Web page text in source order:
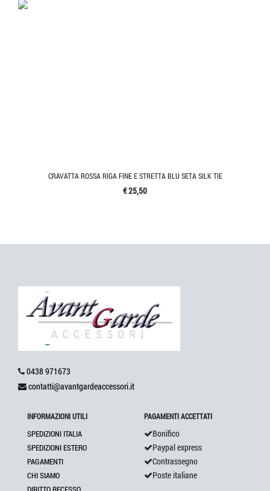
'.'
CRAVATTA ROSSA RIGA FINE E STRETTA BLU SETA SILK TIE
€ 25,50
0438 971673
contatti@avantgardeaccessori.it
INFORMAZIONI UTILI
SPEDIZIONI ITALIA
SPEDIZIONI ESTERO
PAGAMENTI
CHI SIAMO
PAGAMENTI ACCETTATI
Bonifico
Paypal express
Contrassegno
Poste italiane